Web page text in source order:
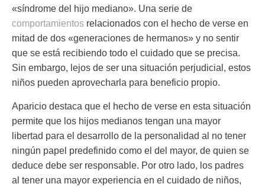
«síndrome del hijo mediano». Una serie de
comportamientos relacionados con el hecho de verse en
mitad de dos «generaciones de hermanos» y no sentir
que se está recibiendo todo el cuidado que se precisa.
Sin embargo, lejos de ser una situación perjudicial, estos
niños pueden aprovecharla para beneficio propio.
Aparicio destaca que el hecho de verse en esta situación
permite que los hijos medianos tengan una mayor
libertad para el desarrollo de la personalidad al no tener
ningún papel predefinido como el del mayor, de quien se
deduce debe ser responsable. Por otro lado, los padres
al tener una mayor experiencia en el cuidado de niños,